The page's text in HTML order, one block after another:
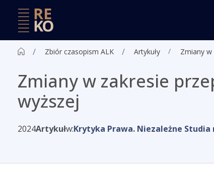
Zbiór czasopism ALK Artykuły Zmiany w
Zmiany w zakresie
wyższej
2024Artykułw:Krytyka Prawa. Niezależne Studia